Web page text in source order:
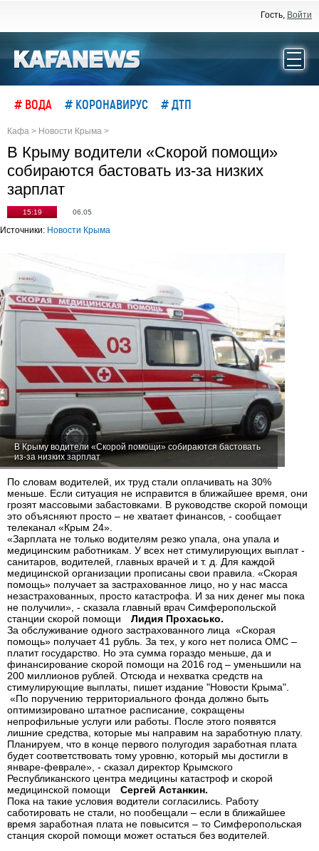
Гость, Войти
# ВОДА # КОРОНАВИРУС # ДТП
Кафа > Новости Крыма >
В Крыму водители «Скорой помощи»
собираются бастовать из-за низких
зарплат
15:19 06.05
Источники: Новости Крыма
В Крыму водители «Скорой помощи» собираются бастовать
из-за низких зарплат
По словам водителей, их труд стали оплачивать на 30%
меньше. Если ситуация не исправится в ближайшее время, они
грозят массовыми забастовками. В руководстве скорой помощи
это объясняют просто – не хватает финансов, - сообщает
телеканал «Крым 24».
«Зарплата не только водителям резко упала, она упала и
медицинским работникам. У всех нет стимулирующих выплат -
санитаров, водителей, главных врачей и т. д. Для каждой
медицинской организации прописаны свои правила. «Скорая
помощь» получает за застрахованное лицо, но у нас масса
незастрахованных, просто катастрофа. И за них денег мы пока
не получили», - сказала главный врач Симферопольской
станции скорой помощи
Лидия Прохасько.
За обслуживание одного застрахованного лица «Скорая
помощь» получает 41 рубль. За тех, у кого нет полиса ОМС –
платит государство. Но эта сумма гораздо меньше, да и
финансирование скорой помощи на 2016 год – уменьшили на
200 миллионов рублей. Отсюда и нехватка средств на
стимулирующие выплаты, пишет издание "Новости Крыма".
«По поручению территориального фонда должно быть
оптимизировано штатное расписание, сокращены
непрофильные услуги или работы. После этого появятся
лишние средства, которые мы направим на заработную плату.
Планируем, что в конце первого полугодия заработная плата
будет соответствовать тому уровню, который мы достигли в
январе-феврале», - сказал директор Крымского
Республиканского центра медицины катастроф и скорой
медицинской помощи
Сергей Астанкин.
Пока на такие условия водители согласились. Работу
саботировать не стали, но пообещали – если в ближайшее
время заработная плата не повысится – то Симферопольская
станция скорой помощи может остаться без водителей.